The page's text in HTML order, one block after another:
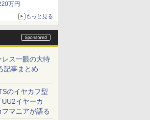
万円
もっと見る
レス一眼の大特
記事まとめ
のイヤカフ型
イヤーカ
マニアが語る